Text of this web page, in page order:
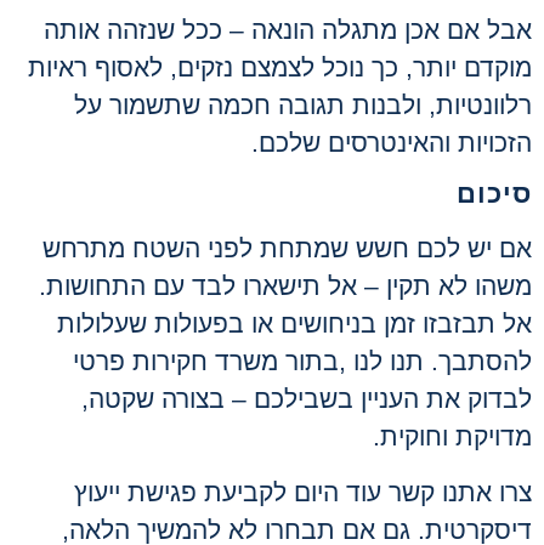
אבל אם אכן מתגלה הונאה – ככל שנזהה אותה
מוקדם יותר, כך נוכל לצמצם נזקים, לאסוף ראיות
רלוונטיות, ולבנות תגובה חכמה שתשמור על
הזכויות והאינטרסים שלכם.
סיכום
אם יש לכם חשש שמתחת לפני השטח מתרחש
משהו לא תקין – אל תישארו לבד עם התחושות.
אל תבזבזו זמן בניחושים או בפעולות שעלולות
להסתבך. תנו לנו,בתור משרד חקירות פרטי
לבדוק את העניין בשבילכם – בצורה שקטה,
מדויקת וחוקית.
צרו אתנו קשר עוד היום לקביעת פגישת ייעוץ
דיסקרטית. גם אם תבחרו לא להמשיך הלאה,